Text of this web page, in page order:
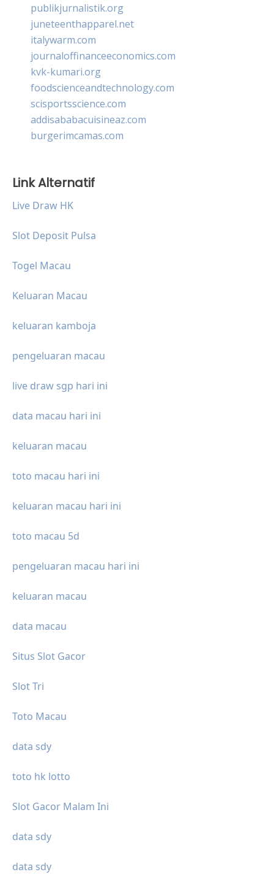
publikjurnalistik.org
juneteenthapparel.net
italywarm.com
journaloffinanceeconomics.com
kvk-kumari.org
foodscienceandtechnology.com
scisportsscience.com
addisababacuisineaz.com
burgerimcamas.com
Link Alternatif
Live Draw HK
Slot Deposit Pulsa
Togel Macau
Keluaran Macau
keluaran kamboja
pengeluaran macau
live draw sgp hari ini
data macau hari ini
keluaran macau
toto macau hari ini
keluaran macau hari ini
toto macau 5d
pengeluaran macau hari ini
keluaran macau
data macau
Situs Slot Gacor
Slot Tri
Toto Macau
data sdy
toto hk lotto
Slot Gacor Malam Ini
data sdy
data sdy